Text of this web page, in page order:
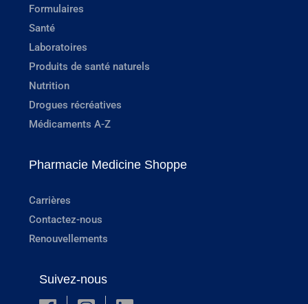
Formulaires
Santé
Laboratoires
Produits de santé naturels
Nutrition
Drogues récréatives
Médicaments A-Z
Pharmacie Medicine Shoppe
Carrières
Contactez-nous
Renouvellements
Suivez-nous